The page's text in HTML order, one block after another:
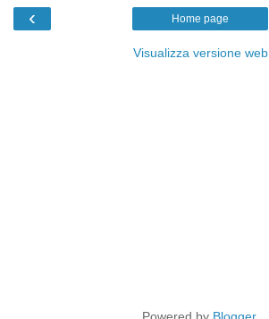
‹ Home page
Visualizza versione web